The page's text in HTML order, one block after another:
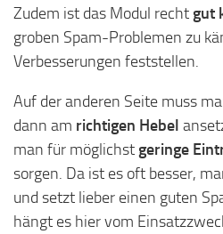
Zudem ist das Modul recht gut
groben Spam-Problemen zu
Verbesserungen feststellen.
Auf der anderen Seite muss
dann am richtigen Hebel
man für möglichst geringe
sorgen. Da ist es oft besser,
und setzt lieber einen guten
hängt es hier vom